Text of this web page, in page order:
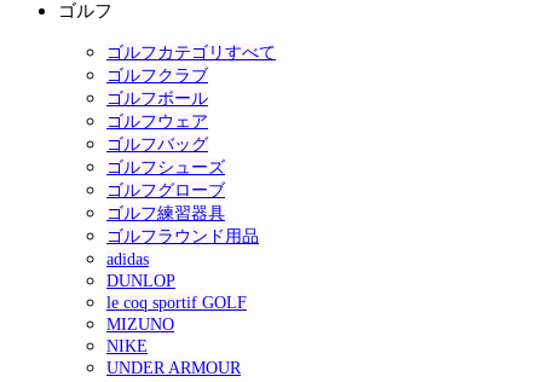
ゴルフ
ゴルフカテゴリすべて
ゴルフクラブ
ゴルフボール
ゴルフウェア
ゴルフバッグ
ゴルフシューズ
ゴルフグローブ
ゴルフ練習器具
ゴルフラウンド用品
adidas
DUNLOP
le coq sportif GOLF
MIZUNO
NIKE
UNDER ARMOUR